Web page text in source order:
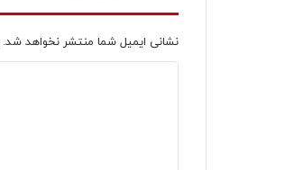
نشانی ایمیل شما منتشر نخواهد شد.